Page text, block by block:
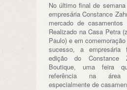
No último final de
empresária Constance
mercado de
Realizado na Casa Petra
Paulo) e em
sucesso, a empresária
edição do Constance
Boutique, uma feira
referência na
especialmente de